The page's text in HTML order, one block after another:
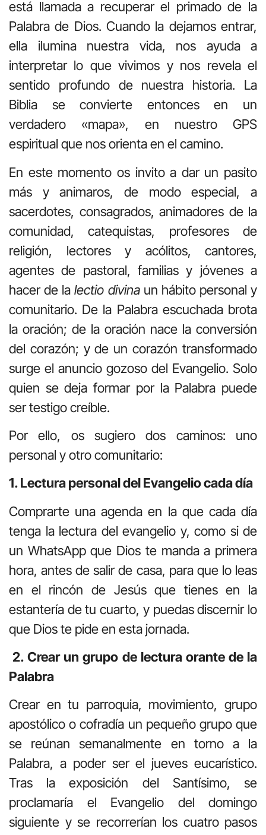
está llamada a recuperar el primado de la
Palabra de Dios. Cuando la dejamos entrar,
ella ilumina nuestra vida, nos ayuda a
interpretar lo que vivimos y nos revela el
sentido profundo de nuestra historia. La
Biblia se convierte entonces en un
verdadero «mapa», en nuestro GPS
espiritual que nos orienta en el camino.
En este momento os invito a dar un pasito
más y animaros, de modo especial, a
sacerdotes, consagrados, animadores de la
comunidad, catequistas, profesores de
religión, lectores y acólitos, cantores,
agentes de pastoral, familias y jóvenes a
hacer de lalectio divinaun hábito personal y
comunitario. De la Palabra escuchada brota
la oración; de la oración nace la conversión
del corazón; y de un corazón transformado
surge el anuncio gozoso del Evangelio. Solo
quien se deja formar por la Palabra puede
ser testigo creíble.
Por ello, os sugiero dos caminos: uno
personal y otro comunitario:
1. Lectura personal del Evangelio cada día
Comprarte una agenda en la que cada día
tenga la lectura del evangelio y, como si de
un WhatsApp que Dios te manda a primera
hora, antes de salir de casa, para que lo leas
en el rincón de Jesús que tienes en la
estantería de tu cuarto, y puedas discernir lo
que Dios te pide en esta jornada.
2.Crear un grupo de lectura orante de la
Palabra
Crear en tu parroquia, movimiento, grupo
apostólico o cofradía un pequeño grupo que
se reúnan semanalmente en torno a la
Palabra, a poder ser el jueves eucarístico.
Tras la exposición del Santísimo, se
proclamaría el Evangelio del domingo
siguiente y se recorrerían los cuatro pasos